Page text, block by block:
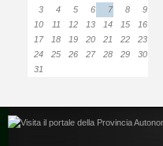
3
4 5 6 7 8
9
10
11 12 13 14 15
16
17
18 19 20 21 22
23
24
25 26 27 28 29
30
31